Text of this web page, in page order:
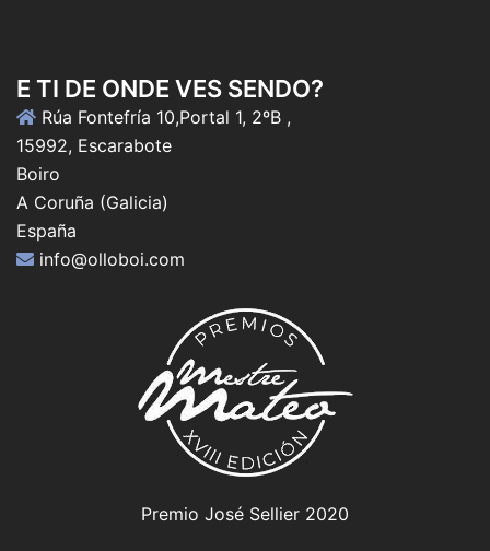
E TI DE ONDE VES SENDO?
Rúa Fontefría 10,Portal 1, 2ºB ,
15992, Escarabote
Boiro
A Coruña (Galicia)
España
info@olloboi.com
Premio José Sellier 2020